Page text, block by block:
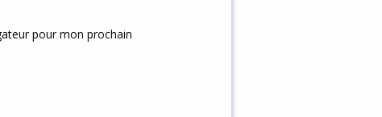
pour mon prochain